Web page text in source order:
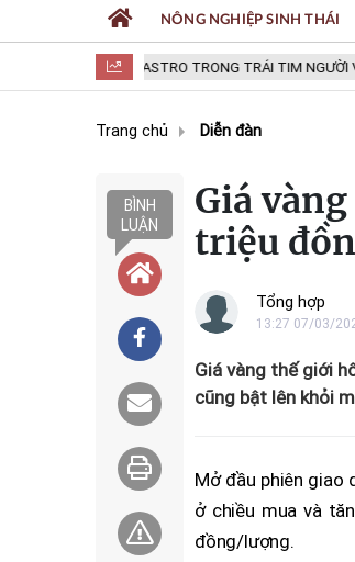
FIDEL CASTRO TRONG TRÁI TIM NGƯỜI VIỆT
NÔNG NGHIỆP SINH THÁI
Trang chủ Diễn đàn
BÌNH
LUẬN
Giá
triệu
Tổng hợp
13:27 07/03/
Giá vàng thế giới
cũng bật lên khỏi
Mở đầu phiên giao
ở chiều mua và
đồng/lượng.